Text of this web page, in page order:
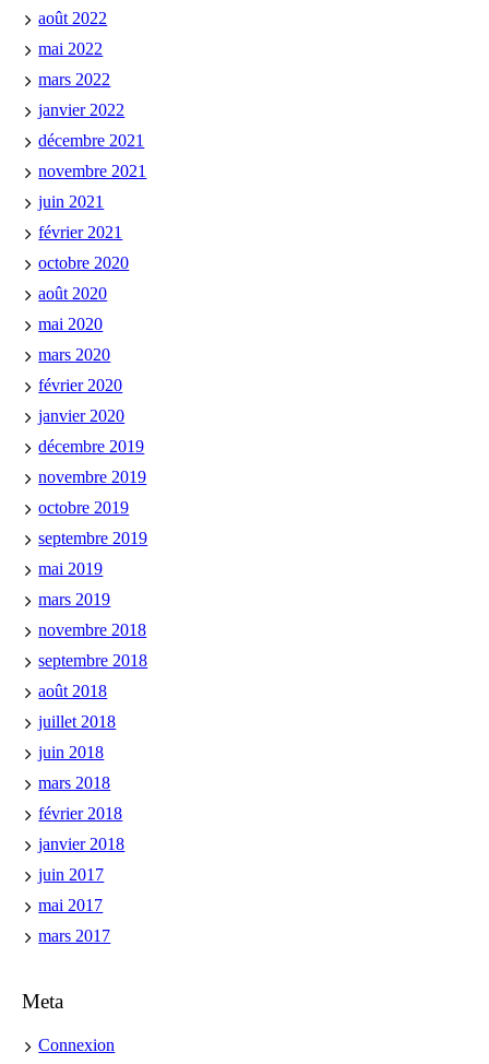
août 2022
mai 2022
mars 2022
janvier 2022
décembre 2021
novembre 2021
juin 2021
février 2021
octobre 2020
août 2020
mai 2020
mars 2020
février 2020
janvier 2020
décembre 2019
novembre 2019
octobre 2019
septembre 2019
mai 2019
mars 2019
novembre 2018
septembre 2018
août 2018
juillet 2018
juin 2018
mars 2018
février 2018
janvier 2018
juin 2017
mai 2017
mars 2017
Meta
Connexion